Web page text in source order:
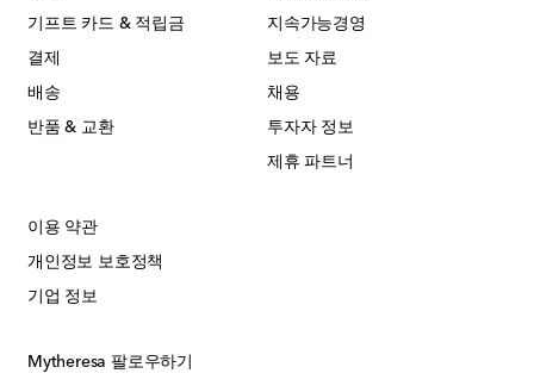
기프트 카드 & 적립금
결제
배송
반품 & 교환
지속가능경영
보도 자료
채용
투자자 정보
제휴 파트너
이용 약관
개인정보 보호정책
기업 정보
Mytheresa 팔로우하기